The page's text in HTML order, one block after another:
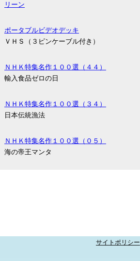
リーン
ポータブルビデオデッキ
ＶＨＳ（３ピンケーブル付き）
ＮＨＫ特集名作１００選（４４）
輸入食品ゼロの日
ＮＨＫ特集名作１００選（３４）
日本伝統漁法
ＮＨＫ特集名作１００選（０５）
海の帝王マンタ
サイトポリシー